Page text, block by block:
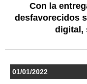
Con la
desfavorecidos
digital,
01/01/2022